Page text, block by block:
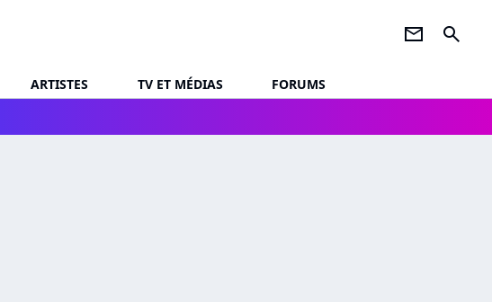
newsletter search
ARTISTES TV ET MÉDIAS
FORUMS